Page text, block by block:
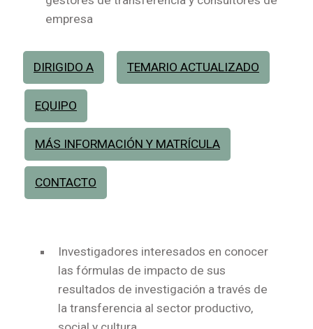
empresa
DIRIGIDO A TEMARIO ACTUALIZADO
EQUIPO
MÁS INFORMACIÓN Y MATRÍCULA
CONTACTO
Investigadores interesados en conocer
las fórmulas de impacto de sus
resultados de investigación a través de
la transferencia al sector productivo,